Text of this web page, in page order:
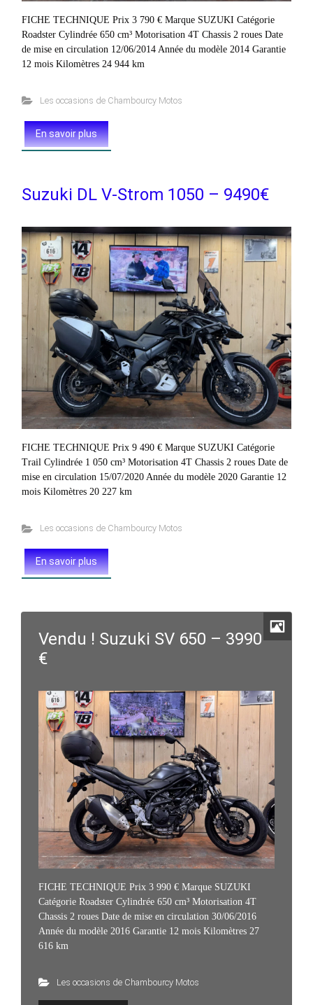
FICHE TECHNIQUE Prix 3 790 € Marque SUZUKI Catégorie
Roadster Cylindrée 650 cm³ Motorisation 4T Chassis 2 roues Date
de mise en circulation 12/06/2014 Année du modèle 2014 Garantie
12 mois Kilomètres 24 944 km
Les occasions de Chambourcy Motos
En savoir plus
Suzuki DL V-Strom 1050 – 9490€
FICHE TECHNIQUE Prix 9 490 € Marque SUZUKI Catégorie
Trail Cylindrée 1 050 cm³ Motorisation 4T Chassis 2 roues Date de
mise en circulation 15/07/2020 Année du modèle 2020 Garantie 12
mois Kilomètres 20 227 km
Les occasions de Chambourcy Motos
En savoir plus
Vendu ! Suzuki SV 650 – 3990
€
FICHE TECHNIQUE Prix 3 990 € Marque SUZUKI
Catégorie Roadster Cylindrée 650 cm³ Motorisation 4T
Chassis 2 roues Date de mise en circulation 30/06/2016
Année du modèle 2016 Garantie 12 mois Kilomètres 27
616 km
Les occasions de Chambourcy Motos